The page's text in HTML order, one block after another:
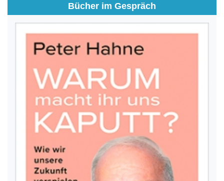
Bücher im Gespräch